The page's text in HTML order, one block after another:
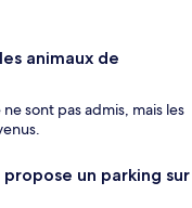
animaux de
sont pas admis, mais les
un parking sur